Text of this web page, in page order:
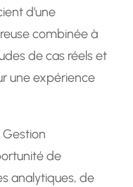
d’une
combinée à
de cas réels et
une expérience
de
analytiques, de